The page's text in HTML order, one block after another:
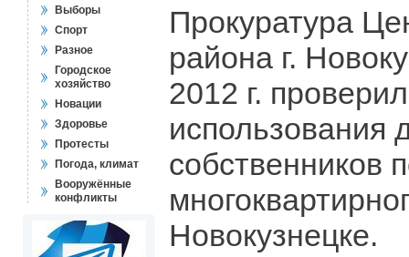
Выборы
Спорт
Разное
Городское
хозяйство
Новации
Здоровье
Протесты
Погода, климат
Вооружённые
конфликты
Прокуратура
района г.
2012 г.
использования
собственников
Новокузнецке.